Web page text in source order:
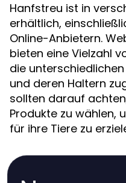
Hanfstreu ist in
erhältlich,
Online-Anbietern.
bieten eine Vielzahl
die
und deren Haltern
sollten darauf
Produkte zu wählen,
für ihre Tiere zu